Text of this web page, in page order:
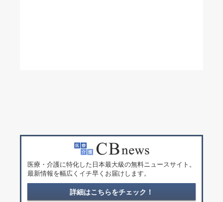
医療・介護に特化した日本最大級の無料ニュースサイト。
最新情報を幅広くイチ早くお届けします。
詳細はこちらをチェック！